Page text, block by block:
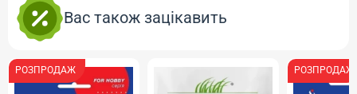
Вас також зацікавить
РОЗПРОДАЖ РОЗПРОДАЖ